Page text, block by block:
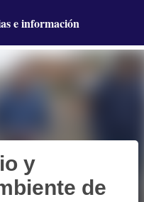
Ir al contenido principal
e información
y
de